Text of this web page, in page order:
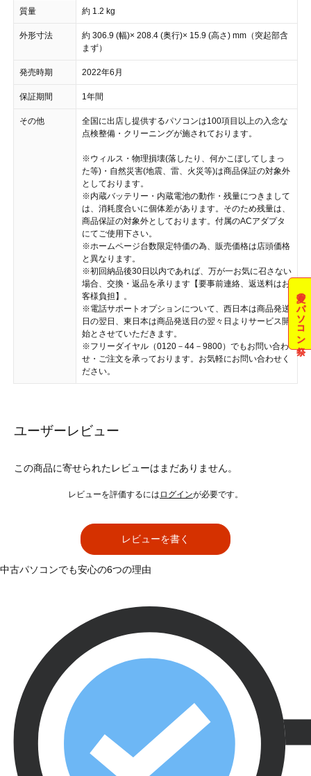
質量 約 1.2 kg
外形寸法
約 306.9 (幅)× 208.4 (奥行)× 15.9 (高さ) mm（突起部含
まず）
発売時期 2022年6月
保証期間 1年間
その他
全国に出店し提供するパソコンは100項目以上の入念な
点検整備・クリーニングが施されております。
※ウィルス・物理損壊(落したり、何かこぼしてしまっ
た等)・自然災害(地震、雷、火災等)は商品保証の対象外
としております。
※内蔵バッテリー・内蔵電池の動作・残量につきまして
は、消耗度合いに個体差があります。そのため残量は、
商品保証の対象外としております。付属のACアダプタ
にてご使用下さい。
※ホームページ台数限定特価の為、販売価格は店頭価格
と異なります。
※初回納品後30日以内であれば、万が一お気に召さない
場合、交換・返品を承ります【要事前連絡、返送料はお
客様負担】。
※電話サポートオプションについて、西日本は商品発送
日の翌日、東日本は商品発送日の翌々日よりサービス開
始とさせていただきます。
※フリーダイヤル（0120－44－9800）でもお問い合わ
せ・ご注文を承っております。お気軽にお問い合わせく
ださい。
ユーザーレビュー
この商品に寄せられたレビューはまだありません。
レビューを評価するには ログインが必要です。
レビューを書く
夏のパソコン祭
中古パソコンでも安心の6つの理由